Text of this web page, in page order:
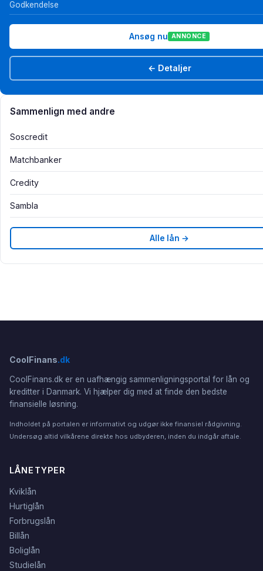
Godkendelse
Ansøg nu ANNONCE
← Detaljer
Sammenlign med andre
Soscredit
Matchbanker
Credity
Sambla
Alle lån →
CoolFinans.dk
CoolFinans.dk er en uafhængig sammenligningsportal for lån og
kreditter i Danmark. Vi hjælper dig med at finde den bedste
finansielle løsning.
Indholdet på portalen er informativt og udgør ikke finansiel rådgivning.
Undersøg altid vilkårene direkte hos udbyderen, inden du indgår aftale.
LÅNETYPER
Kviklån
Hurtiglån
Forbrugslån
Billån
Boliglån
Studielån